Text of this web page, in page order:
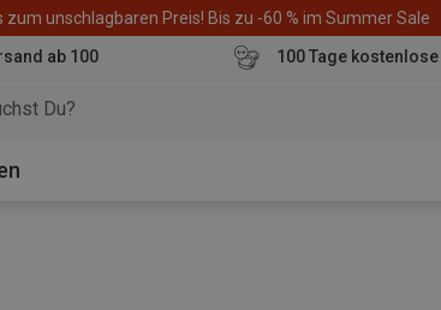
zum unschlagbaren Preis! Bis zu -60 % im Summer Sale
ab 100
100 Tage